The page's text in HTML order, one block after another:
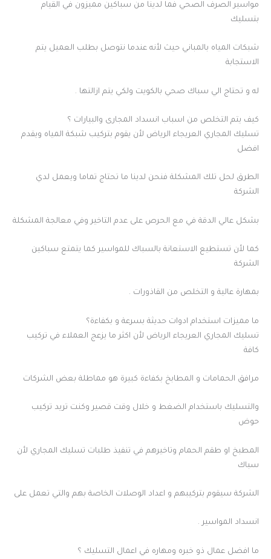
مواسير الصرف الصحي فما لدينا من سباكين مميزون في القيام
بتسليك
شبكات المياه بالمباني حيث لأنه عندما نتوصل بطلب العميل يتم
الاستجابة
له و تحتاج الي سباك صحي بالكويت ولكي يتم ازالتها .
كيف يتم التخلص من اسباب انسداد المجارى والبيارات ؟
تسليك المجاري العريجاء الرياض لأن يقوم بتركيب شبكة المياه ويقدم
افضل
الطرق لحل تلك المشكلة فنحن لدينا ما تحتاج تماما ويعمل لدي
الشركة
بشكل عالي الدقة في مع الحرص على عدم التاخير وفي معالجة المشكلة
كما لأن تستطيع الاستعانة بالسباك للمواسير كما يتمتع سباكين
الشركة
بمهارة عالية و التخلص من القاذورات .
ما مميزات استخدام ادوات حديثة بسرعة و بكفاءة؟
تسليك المجاري العريجاء الرياض لأن اكثر ما يزعج العملاء في تركيب
كافة
مرافق الحمامات و المطابخ بكفاءة كبيرة هو مماطلة بعض الشركات
والتسليك باستخدام الضغط و خلال وقت قصير وكنت تريد تركيب
حوض
المطبخ او طقم الحمام وتاخيرهم في تنفيذ طلبات تسليك المجاري لأن
سباك
الشركة سيقوم بتركيبهم و اعداد الوصلات الخاصة بهم والتي تعمل على
انسداد المواسير .
ما افضل عمال ذو خبره ومهاره في اعمال التسليك ؟